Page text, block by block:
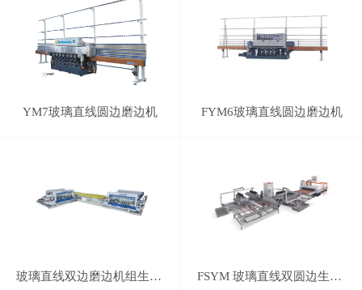
YM7玻璃直线圆边磨边机 FYM6玻璃直线圆边磨边机
玻璃直线双边磨边机组生产线 FSYM 玻璃直线双圆边生产线